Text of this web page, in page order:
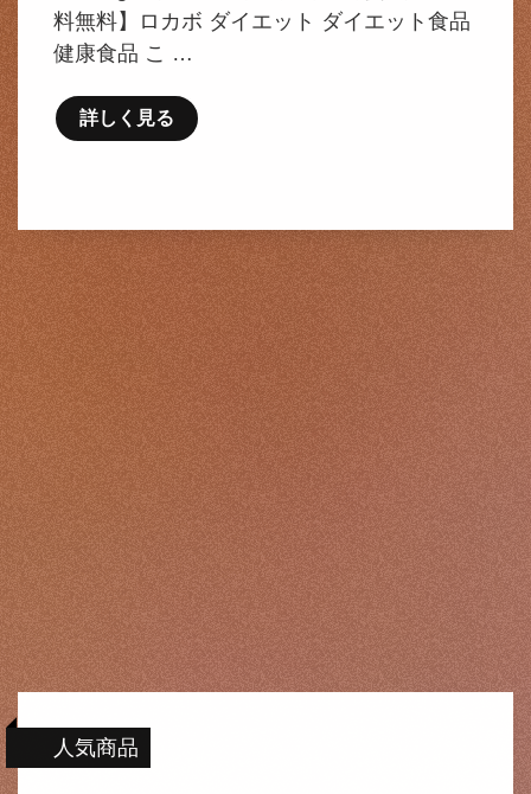
料無料】ロカボ ダイエット ダイエット食品
健康食品 こ …
詳しく見る
人気商品